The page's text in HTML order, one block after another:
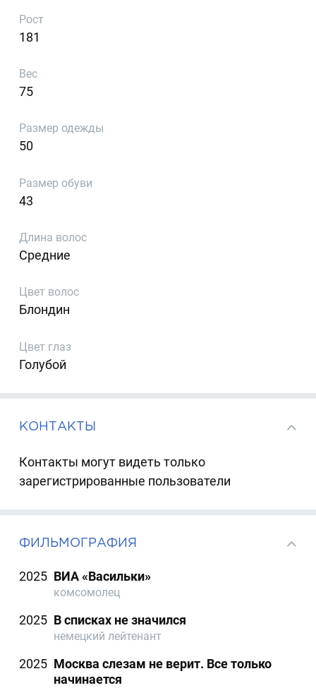
Рост
181
Вес
75
Размер одежды
50
Размер обуви
43
Длина волос
Средние
Цвет волос
Блондин
Цвет глаз
Голубой
КОНТАКТЫ
Контакты могут видеть только
зарегистрированные пользователи
ФИЛЬМОГРАФИЯ
2025 ВИА «Васильки»
комсомолец
2025 В списках не значился
немецкий лейтенант
2025 Москва слезам не верит. Все только
начинается